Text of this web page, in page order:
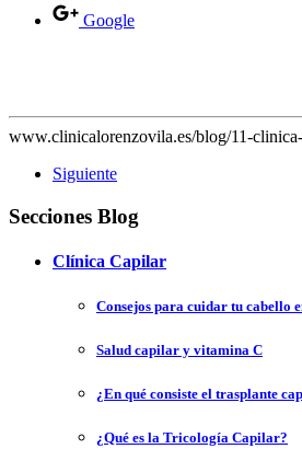
Google
www.clinicalorenzovila.es/blog/11-
Siguiente
Secciones Blog
Clínica Capilar
Consejos para cuidar tu cabello
Salud capilar y vitamina C
¿En qué consiste el trasplante
¿Qué es la Tricología Capilar?